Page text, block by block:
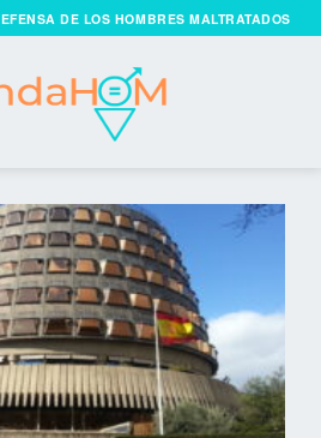
DE LOS HOMBRES MALTRATADOS